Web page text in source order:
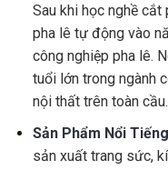
Sau khi học nghề cắt
pha lê tự động vào
công nghiệp pha lê.
tuổi lớn trong ngành
nội thất trên toàn cầu.
Sản Phẩm Nổi
sản xuất trang sức,